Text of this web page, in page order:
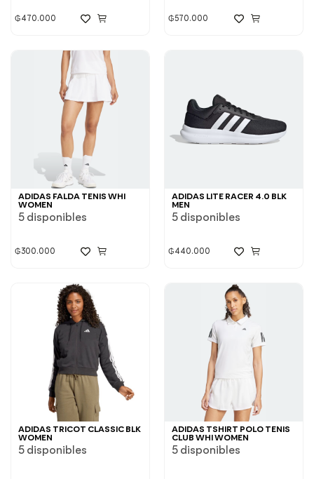
₲470.000 ₲570.000
ADIDAS FALDA TENIS WHI
WOMEN
5 disponibles
₲300.000
ADIDAS LITE RACER 4.0 BLK
MEN
5 disponibles
₲440.000
ADIDAS TRICOT CLASSIC BLK
WOMEN
5 disponibles
ADIDAS TSHIRT POLO TENIS
CLUB WHI WOMEN
5 disponibles